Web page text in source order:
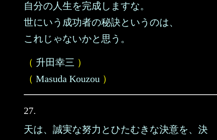
自分の人生を完成しますな。
世にいう成功者の秘訣というのは、
これじゃないかと思う。
（ 升田幸三 ）
（ Masuda Kouzou ）
27.
天は、誠実な努力とひたむきな決意を、決